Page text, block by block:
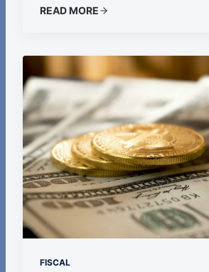
READ MORE
FISCAL